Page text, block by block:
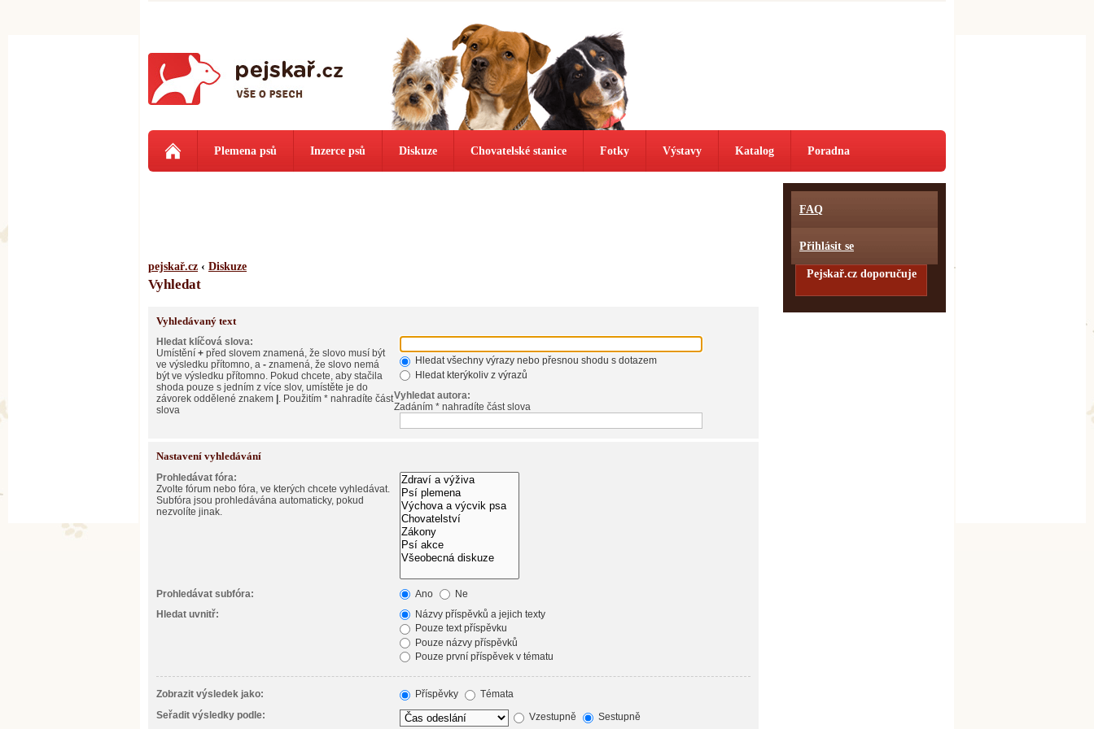
Plemena psů Inzerce psů Diskuze Chovatelské stanice Fotky Výstavy Katalog Poradna
pejskař.cz ‹ Diskuze
Vyhledat
Vyhledávaný text
Hledat klíčová slova:
Umístění + před slovem znamená, že slovo musí být
ve výsledku přítomno, a - znamená, že slovo nemá
být ve výsledku přítomno. Pokud chcete, aby stačila
shoda pouze s jedním z více slov, umístěte je do
závorek oddělené znakem . Použitím * nahradíte část
slova
Hledat všechny výrazy nebo přesnou shodu s dotazem
Hledat kterýkoliv z výrazů
Vyhledat autora:
Zadáním * nahradíte část slova
Nastavení vyhledávání
Prohledávat fóra:
Zvolte fórum nebo fóra, ve kterých chcete vyhledávat.
Subfóra jsou prohledávána automaticky, pokud
nezvolíte jinak.
Prohledávat subfóra: Ano
Ne
Hledat uvnitř:
Názvy příspěvků a jejich texty
Pouze text příspěvku
Pouze názvy příspěvků
Pouze první příspěvek v tématu
Zobrazit výsledek jako: Příspěvky
Témata
Seřadit výsledky podle:
Vzestupně Sestupně
FAQ
Přihlásit se
Pejskař.cz doporučuje